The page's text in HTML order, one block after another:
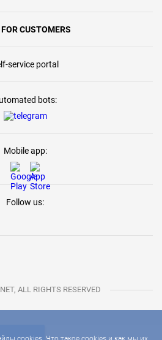
CUSTOMERS
service portal
bots:
Mobile app:
Follow us:
ALL RIGHTS RESERVED